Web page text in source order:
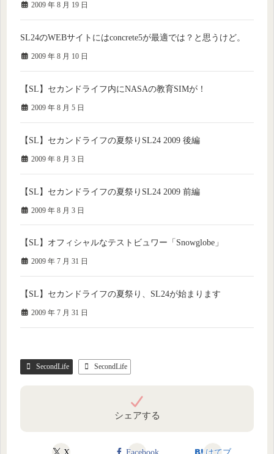
2009 年 8 月 19 日
SL24のWEBサイトにはconcrete5が最適では？と思うけど。
2009 年 8 月 10 日
【SL】セカンドライフ内にNASAの教育SIMが！
2009 年 8 月 5 日
【SL】セカンドライフの夏祭りSL24 2009 後編
2009 年 8 月 3 日
【SL】セカンドライフの夏祭りSL24 2009 前編
2009 年 8 月 3 日
【SL】オフィシャルなテストビュワー「Snowglobe」
2009 年 7 月 31 日
【SL】セカンドライフの夏祭り、SL24が始まります
2009 年 7 月 31 日
SecondLife SecondLife
シェアする